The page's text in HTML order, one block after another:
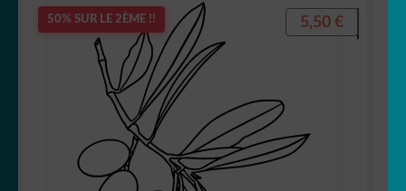
50% SUR LE 2ÈME !! 5,50 €